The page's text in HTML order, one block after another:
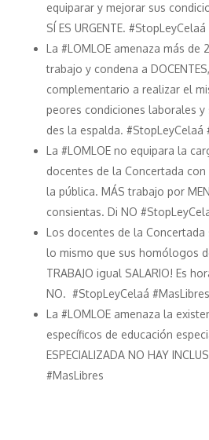
equiparar y mejorar sus
SÍ ES URGENTE.
La #LOMLOE amenaza más
trabajo y condena a
complementario a realizar el
peores condiciones laborales y
des la espalda. #StopLeyCelaá
La #LOMLOE no equipara la
docentes de la Concertada
la pública. MÁS trabajo por
consientas. Di NO
Los docentes de la
lo mismo que sus homólogos
TRABAJO igual SALARIO! Es
NO. #StopLeyCelaá #MasLibres
La #LOMLOE amenaza la
específicos de educación
ESPECIALIZADA NO HAY
#MasLibres